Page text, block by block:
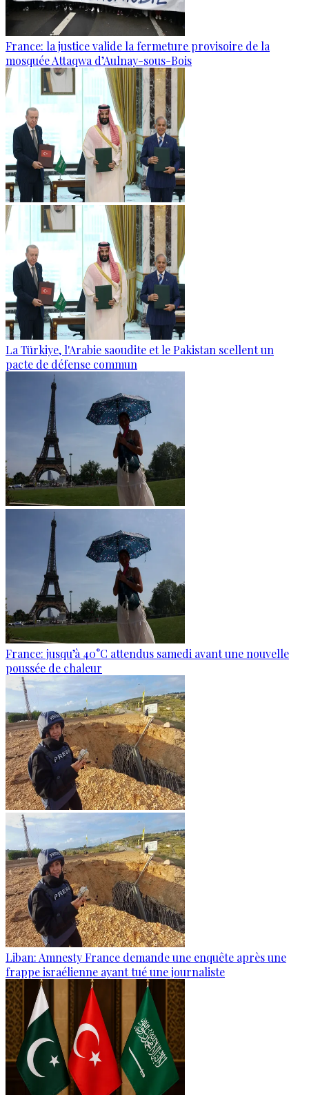
France: la justice valide la fermeture provisoire de la
mosquée Attaqwa d’Aulnay-sous-Bois
La Türkiye, l'Arabie saoudite et le Pakistan scellent un
pacte de défense commun
France: jusqu’à 40°C attendus samedi avant une nouvelle
poussée de chaleur
Liban: Amnesty France demande une enquête après une
frappe israélienne ayant tué une journaliste